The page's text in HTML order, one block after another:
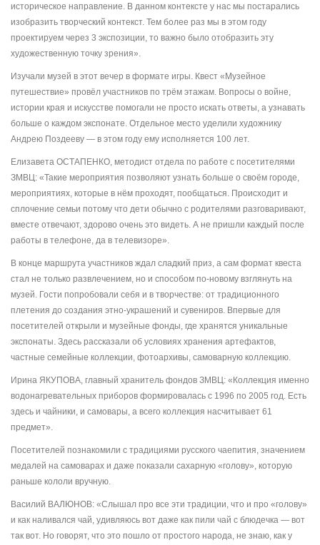
историческое направление. В данном контексте у нас мы постарались
изобразить творческий контекст. Тем более раз мы в этом году
проектируем через 3 экспозиции, то важно было отобразить эту
художественную точку зрения».
Изучали музей в этот вечер в формате игры. Квест «Музейное
путешествие» провёл участников по трём этажам. Вопросы о войне,
истории края и искусстве помогали не просто искать ответы, а узнавать
больше о каждом экспонате. Отдельное место уделили художнику
Андрею Поздееву — в этом году ему исполняется 100 лет.
Елизавета ОСТАПЕНКО, методист отдела по работе с посетителями
ЗМВЦ: «Такие мероприятия позволяют узнать больше о своём городе,
мероприятиях, которые в нём проходят, пообщаться. Происходит и
сплочение семьи потому что дети обычно с родителями разговаривают,
вместе отвечают, здорово очень это видеть. А не пришли каждый после
работы в телефоне, да в телевизоре».
В конце маршрута участников ждал сладкий приз, а сам формат квеста
стал не только развлечением, но и способом по-новому взглянуть на
музей. Гости попробовали себя и в творчестве: от традиционного
плетения до создания этно-украшений и сувениров. Впервые для
посетителей открыли и музейные фонды, где хранятся уникальные
экспонаты. Здесь рассказали об условиях хранения артефактов,
частные семейные коллекции, фотоархивы, самоварную коллекцию.
Ирина ЯКУПОВА, главный хранитель фондов ЗМВЦ: «Коллекция именно
водонагревательных приборов формировалась с 1996 по 2005 год. Есть
здесь и чайники, и самовары, а всего коллекция насчитывает 61
предмет».
Посетителей познакомили с традициями русского чаепития, значением
медалей на самоварах и даже показали сахарную «голову», которую
раньше кололи вручную.
Василий ВАЛЮНОВ: «Слышал про все эти традиции, что и про «голову»
и как наливался чай, удивляюсь вот даже как пили чай с блюдечка — вот
так вот. Но говорят, что это пошло от простого народа, не знаю, как у